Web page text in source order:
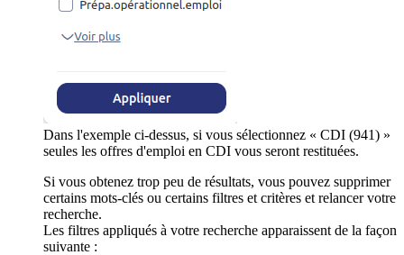
Dans l'exemple ci-dessus, si vous sélectionnez « CDI (941) »
seules les offres d'emploi en CDI vous seront restituées.
Si vous obtenez trop peu de résultats, vous pouvez supprimer
certains mots-clés ou certains filtres et critères et relancer votre
recherche.
Les filtres appliqués à votre recherche apparaissent de la façon
suivante :